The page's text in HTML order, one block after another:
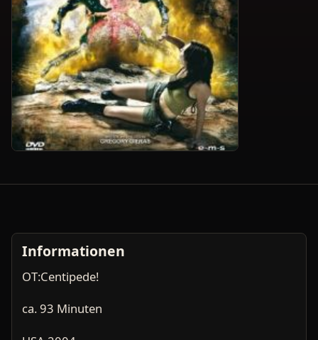
Informationen
OT:Centipede!
ca. 93 Minuten